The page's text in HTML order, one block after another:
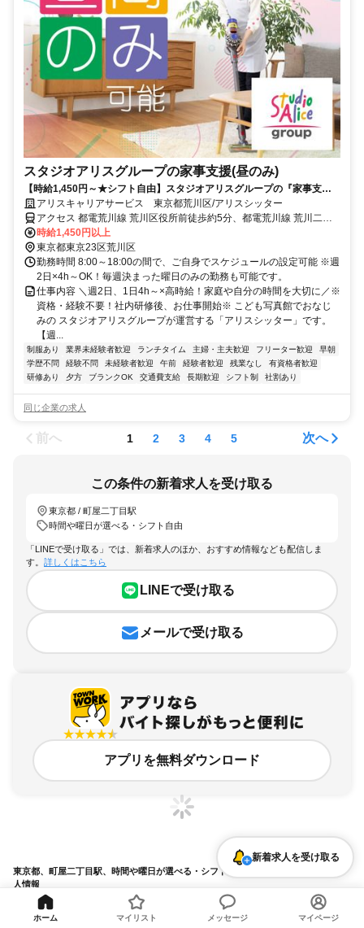
スタジオアリスグループの家事支援(昼のみ)
【時給1,450円～★シフト自由】スタジオアリスグループの『家事支
援』★資格・経験不要！運営事務局がしっかりサポートするので安心♪
アリスキャリアサービス 東京都荒川区/アリスシッター
アクセス 都電荒川線 荒川区役所前徒歩約5分、都電荒川線 荒川二丁
目徒歩約5分、都電荒川線 荒川一中前徒歩約8分
時給1,450円以上
東京都東京23区荒川区
勤務時間 8:00～18:00の間で、ご自身でスケジュールの設定可能 ※週
2日×4h～OK！毎週決まった曜日のみの勤務も可能です。
仕事内容 ＼週2日、1日4h～×高時給！家庭や自分の時間を大切に／※
資格・経験不要！社内研修後、お仕事開始※ こども写真館でおなじ
みの スタジオアリスグループが運営する「アリスシッター」です。
【週...
制服あり 業界未経験者歓迎 ランチタイム 主婦・主夫歓迎 フリーター歓迎
早朝
学歴不問
経験不問 未経験者歓迎 午前 経験者歓迎 残業なし
有資格者歓迎
研修あり
夕方 ブランクOK 交通費支給 長期歓迎 シフト制 社割あり
同じ企業の求人
前へ 1 2 3 4 5 次へ
この条件の新着求人を受け取る
東京都 / 町屋二丁目駅
時間や曜日が選べる・シフト自由
「LINEで受け取る」では、新着求人のほか、おすすめ情報なども配信しま
す。 詳しくはこちら
LINEで受け取る
メールで受け取る
アプリを無料ダウンロード
東京都、町屋二丁目駅、時間や曜日が選べる・シフト自由のアルバイト・バイト求
人情報
求人の詳細を表示
新着求人を受け取る
ホーム マイリスト メッセージ マイページ